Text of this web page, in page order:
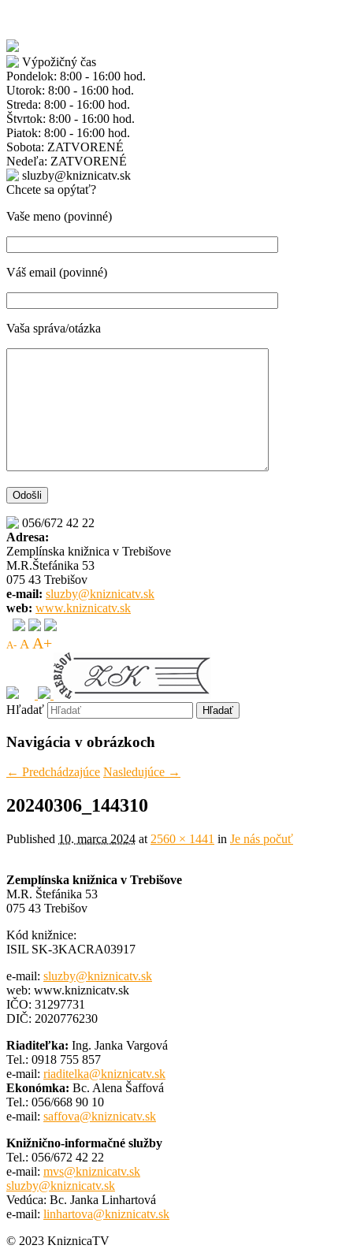
Výpožičný čas
Pondelok: 8:00 - 16:00 hod.
Utorok: 8:00 - 16:00 hod.
Streda: 8:00 - 16:00 hod.
Štvrtok: 8:00 - 16:00 hod.
Piatok: 8:00 - 16:00 hod.
Sobota: ZATVORENÉ
Nedeľa: ZATVORENÉ
sluzby@kniznicatv.sk
Chcete sa opýtať?
Vaše meno (povinné)
Váš email (povinné)
Vaša správa/otázka
056/672 42 22
Adresa:
Zemplínska knižnica v Trebišove
M.R.Štefánika 53
075 43 Trebišov
e-mail: sluzby@kniznicatv.sk
web: www.kniznicatv.sk
A- A A+
Hľadať
Navigácia v obrázkoch
← Predchádzajúce Nasledujúce →
20240306_144310
Published 10. marca 2024 at 2560 × 1441 in Je nás počuť
Zemplínska knižnica v Trebišove
M.R. Štefánika 53
075 43 Trebišov
Kód knižnice:
ISIL SK-3KACRA03917
e-mail: sluzby@kniznicatv.sk
web: www.kniznicatv.sk
IČO: 31297731
DIČ: 2020776230
Riaditeľka: Ing. Janka Vargová
Tel.: 0918 755 857
e-mail: riaditelka@kniznicatv.sk
Ekonómka: Bc. Alena Šaffová
Tel.: 056/668 90 10
e-mail: saffova@kniznicatv.sk
Knižnično-informačné služby
Tel.: 056/672 42 22
e-mail: mvs@kniznicatv.sk
sluzby@kniznicatv.sk
Vedúca: Bc. Janka Linhartová
e-mail: linhartova@kniznicatv.sk
© 2023 KniznicaTV